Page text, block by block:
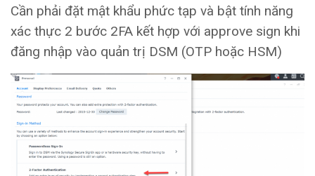
Cần phải đặt mật khẩu phức tạp và bật tính năng
xác thực 2 bước 2FA kết hợp với approve sign khi
đăng nhập vào quản trị DSM (OTP hoặc HSM)